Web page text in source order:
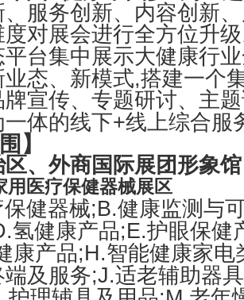
服务创新、内容创新
对展会进行全方位升
台集中展示大健康行
态、新模式,搭建一个
宣传、专题研讨、主
体的线下+线上综合服
】
、外商国际展团形象馆
用医疗保健器械展区
健器械;B.健康监测与
氢健康产品;E.护眼保健
康产品;H.智能健康家电
及服务;J.适老辅助器